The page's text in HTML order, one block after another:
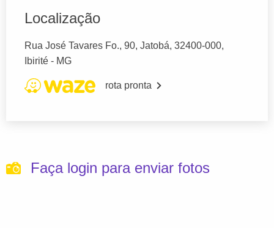
Localização
Rua José Tavares Fo., 90, Jatobá, 32400-000,
Ibirité - MG
rota pronta
Faça login para enviar fotos